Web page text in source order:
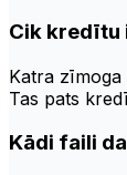
Cik kredītu
Katra
Tas pats
Kādi faili